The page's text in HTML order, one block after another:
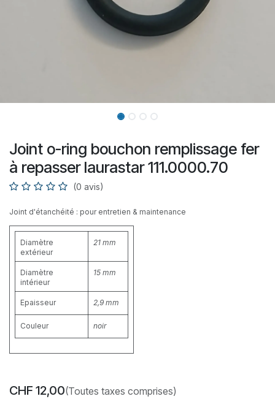
Joint o-ring bouchon remplissage fer
à repasser laurastar 111.0000.70
(0 avis)
Joint d'étanchéité : pour entretien & maintenance
Diamètre
extérieur
21 mm
Diamètre
intérieur
15 mm
Epaisseur 2,9 mm
Couleur noir
CHF 12,00(Toutes taxes comprises)